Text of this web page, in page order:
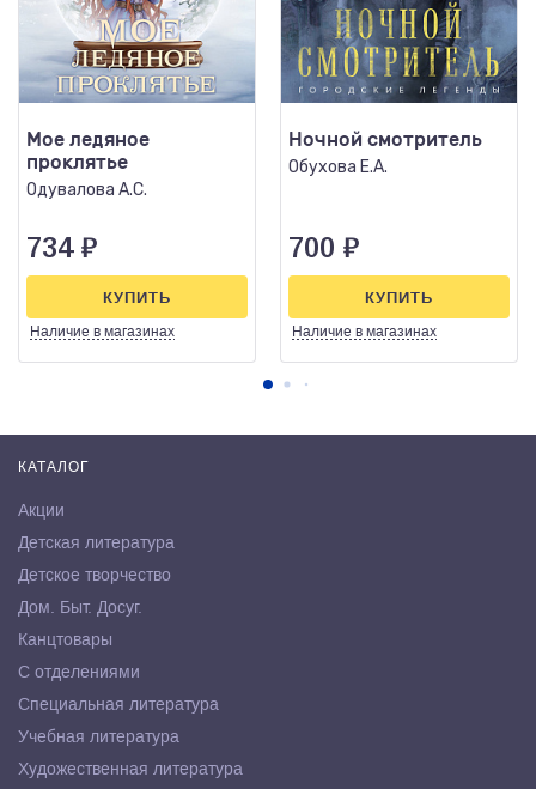
Мое ледяное
проклятье
Одувалова А.С.
734 ₽
Наличие в магазинах
КУПИТЬ
Ночной смотритель
Обухова Е.А.
700 ₽
Наличие в магазинах
КУПИТЬ
КАТАЛОГ
Акции
Детская литература
Детское творчество
Дом. Быт. Досуг.
Канцтовары
С отделениями
Специальная литература
Учебная литература
Художественная литература